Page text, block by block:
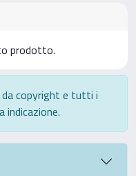
prodotto.
copyright e tutti i
indicazione.